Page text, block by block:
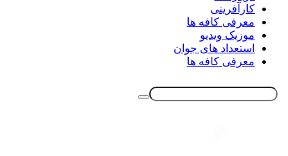
کارآفرینی
معرفی کافه ها
موزیک ویدیو
استعداد های جوان
معرفی کافه ها